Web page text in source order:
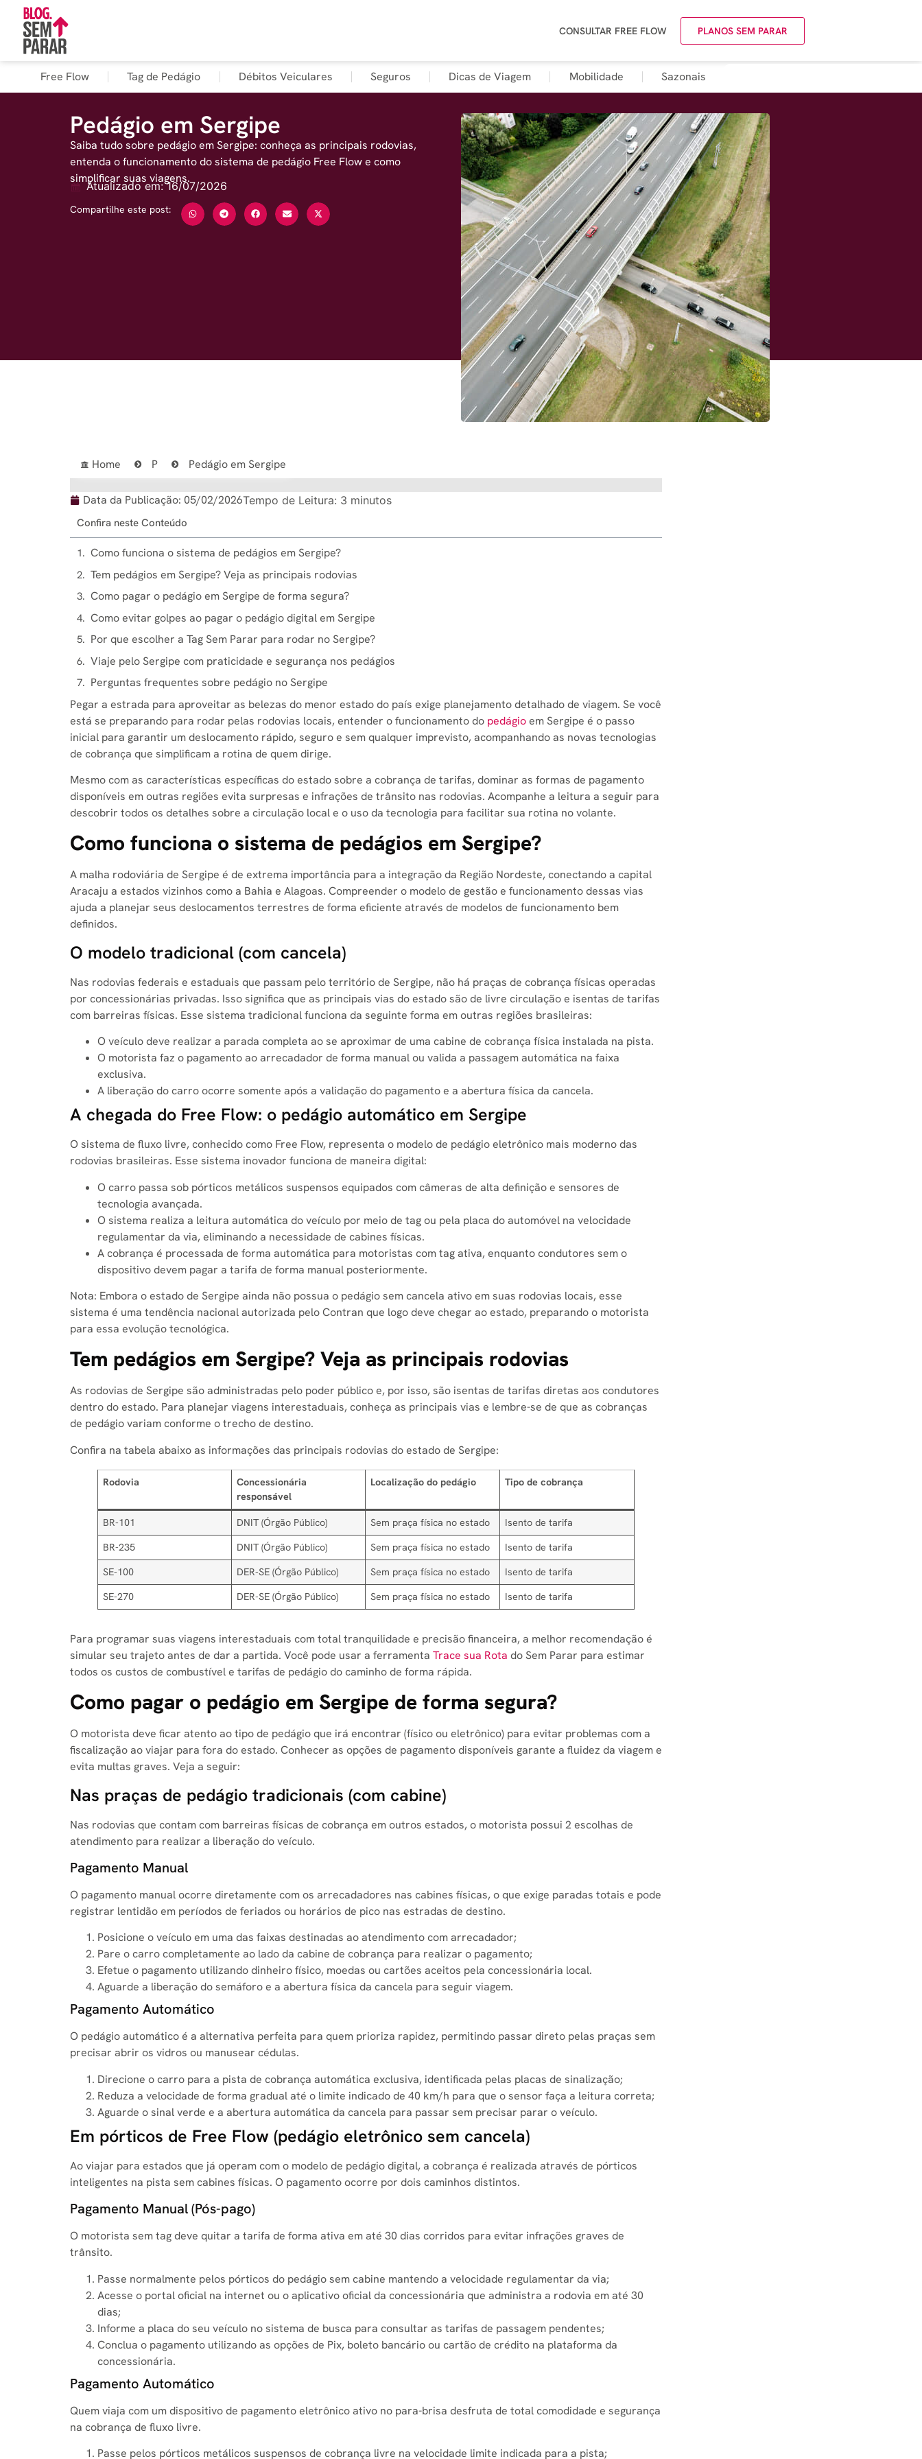
CONSULTAR FREE FLOW PLANOS SEM PARAR
Free Flow Tag de Pedágio Débitos Veiculares Seguros Dicas de Viagem Mobilidade Sazonais
Pedágio em Sergipe
Saiba tudo sobre pedágio em Sergipe: conheça as principais rodovias,
entenda o funcionamento do sistema de pedágio Free Flow e como
simplificar suas viagens.
Atualizado em: 16/07/2026
Compartilhe este post:
Home P Pedágio em Sergipe
Data da Publicação: 05/02/2026Tempo de Leitura: 3 minutos
Confira neste Conteúdo
Como funciona o sistema de pedágios em Sergipe?
Tem pedágios em Sergipe? Veja as principais rodovias
Como pagar o pedágio em Sergipe de forma segura?
Como evitar golpes ao pagar o pedágio digital em Sergipe
Por que escolher a Tag Sem Parar para rodar no Sergipe?
Viaje pelo Sergipe com praticidade e segurança nos pedágios
Perguntas frequentes sobre pedágio no Sergipe
Pegar a estrada para aproveitar as belezas do menor estado do país exige planejamento detalhado de viagem. Se você
está se preparando para rodar pelas rodovias locais, entender o funcionamento do pedágioem Sergipe é o passo
inicial para garantir um deslocamento rápido, seguro e sem qualquer imprevisto, acompanhando as novas tecnologias
de cobrança que simplificam a rotina de quem dirige.
Mesmo com as características específicas do estado sobre a cobrança de tarifas, dominar as formas de pagamento
disponíveis em outras regiões evita surpresas e infrações de trânsito nas rodovias. Acompanhe a leitura a seguir para
descobrir todos os detalhes sobre a circulação local e o uso da tecnologia para facilitar sua rotina no volante.
Como funciona o sistema de pedágios em Sergipe?
A malha rodoviária de Sergipe é de extrema importância para a integração da Região Nordeste, conectando a capital
Aracaju a estados vizinhos como a Bahia e Alagoas. Compreender o modelo de gestão e funcionamento dessas vias
ajuda a planejar seus deslocamentos terrestres de forma eficiente através de modelos de funcionamento bem
definidos.
O modelo tradicional (com cancela)
Nas rodovias federais e estaduais que passam pelo território de Sergipe, não há praças de cobrança físicas operadas
por concessionárias privadas. Isso significa que as principais vias do estado são de livre circulação e isentas de tarifas
com barreiras físicas. Esse sistema tradicional funciona da seguinte forma em outras regiões brasileiras:
O veículo deve realizar a parada completa ao se aproximar de uma cabine de cobrança física instalada na pista.
O motorista faz o pagamento ao arrecadador de forma manual ou valida a passagem automática na faixa
exclusiva.
A liberação do carro ocorre somente após a validação do pagamento e a abertura física da cancela.
A chegada do Free Flow: o pedágio automático em Sergipe
O sistema de fluxo livre, conhecido como Free Flow, representa o modelo de pedágio eletrônico mais moderno das
rodovias brasileiras. Esse sistema inovador funciona de maneira digital:
O carro passa sob pórticos metálicos suspensos equipados com câmeras de alta definição e sensores de
tecnologia avançada.
O sistema realiza a leitura automática do veículo por meio de tag ou pela placa do automóvel na velocidade
regulamentar da via, eliminando a necessidade de cabines físicas.
A cobrança é processada de forma automática para motoristas com tag ativa, enquanto condutores sem o
dispositivo devem pagar a tarifa de forma manual posteriormente.
Nota: Embora o estado de Sergipe ainda não possua o pedágio sem cancela ativo em suas rodovias locais, esse
sistema é uma tendência nacional autorizada pelo Contran que logo deve chegar ao estado, preparando o motorista
para essa evolução tecnológica.
Tem pedágios em Sergipe? Veja as principais rodovias
As rodovias de Sergipe são administradas pelo poder público e, por isso, são isentas de tarifas diretas aos condutores
dentro do estado. Para planejar viagens interestaduais, conheça as principais vias e lembre-se de que as cobranças
de pedágio variam conforme o trecho de destino.
Confira na tabela abaixo as informações das principais rodovias do estado de Sergipe:
Rodovia
Concessionária
responsável
Localização do pedágio Tipo de cobrança
BR-101 DNIT (Órgão Público) Sem praça física no estado
Isento de tarifa
BR-235
DNIT (Órgão Público) Sem praça física no estado
Isento de tarifa
SE-100
DER-SE (Órgão Público) Sem praça física no estado
Isento de tarifa
SE-270
DER-SE (Órgão Público) Sem praça física no estado Isento de tarifa
Para programar suas viagens interestaduais com total tranquilidade e precisão financeira, a melhor recomendação é
simular seu trajeto antes de dar a partida. Você pode usar a ferramenta Trace sua Rota do Sem Parar para estimar
todos os custos de combustível e tarifas de pedágio do caminho de forma rápida.
Como pagar o pedágio em Sergipe de forma segura?
O motorista deve ficar atento ao tipo de pedágio que irá encontrar (físico ou eletrônico) para evitar problemas com a
fiscalização ao viajar para fora do estado. Conhecer as opções de pagamento disponíveis garante a fluidez da viagem e
evita multas graves. Veja a seguir:
Nas praças de pedágio tradicionais (com cabine)
Nas rodovias que contam com barreiras físicas de cobrança em outros estados, o motorista possui 2 escolhas de
atendimento para realizar a liberação do veículo.
Pagamento Manual
O pagamento manual ocorre diretamente com os arrecadadores nas cabines físicas, o que exige paradas totais e pode
registrar lentidão em períodos de feriados ou horários de pico nas estradas de destino.
Posicione o veículo em uma das faixas destinadas ao atendimento com arrecadador;
Pare o carro completamente ao lado da cabine de cobrança para realizar o pagamento;
Efetue o pagamento utilizando dinheiro físico, moedas ou cartões aceitos pela concessionária local.
Aguarde a liberação do semáforo e a abertura física da cancela para seguir viagem.
Pagamento Automático
O pedágio automático é a alternativa perfeita para quem prioriza rapidez, permitindo passar direto pelas praças sem
precisar abrir os vidros ou manusear cédulas.
Direcione o carro para a pista de cobrança automática exclusiva, identificada pelas placas de sinalização;
Reduza a velocidade de forma gradual até o limite indicado de 40 km/h para que o sensor faça a leitura correta;
Aguarde o sinal verde e a abertura automática da cancela para passar sem precisar parar o veículo.
Em pórticos de Free Flow (pedágio eletrônico sem cancela)
Ao viajar para estados que já operam com o modelo de pedágio digital, a cobrança é realizada através de pórticos
inteligentes na pista sem cabines físicas. O pagamento ocorre por dois caminhos distintos.
Pagamento Manual (Pós-pago)
O motorista sem tag deve quitar a tarifa de forma ativa em até 30 dias corridos para evitar infrações graves de
trânsito.
Passe normalmente pelos pórticos do pedágio sem cabine mantendo a velocidade regulamentar da via;
Acesse o portal oficial na internet ou o aplicativo oficial da concessionária que administra a rodovia em até 30
dias;
Informe a placa do seu veículo no sistema de busca para consultar as tarifas de passagem pendentes;
Conclua o pagamento utilizando as opções de Pix, boleto bancário ou cartão de crédito na plataforma da
concessionária.
Pagamento Automático
Quem viaja com um dispositivo de pagamento eletrônico ativo no para-brisa desfruta de total comodidade e segurança
na cobrança de fluxo livre.
Passe pelos pórticos metálicos suspensos de cobrança livre na velocidade limite indicada para a pista;